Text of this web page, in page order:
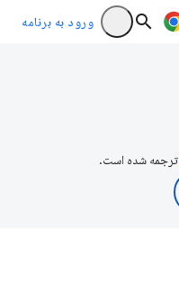
ورود به برنامه
ترجمه شده است.